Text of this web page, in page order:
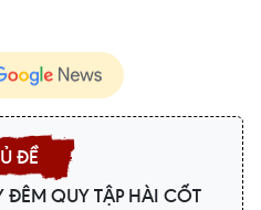
QUY TẬP HÀI CỐT